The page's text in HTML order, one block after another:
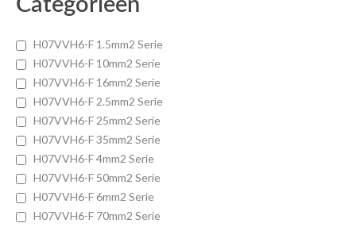
H07VVH6-F 1.5mm2 Serie
H07VVH6-F 10mm2 Serie
H07VVH6-F 16mm2 Serie
H07VVH6-F 2.5mm2 Serie
H07VVH6-F 25mm2 Serie
H07VVH6-F 35mm2 Serie
H07VVH6-F 4mm2 Serie
H07VVH6-F 50mm2 Serie
H07VVH6-F 6mm2 Serie
H07VVH6-F 70mm2 Serie